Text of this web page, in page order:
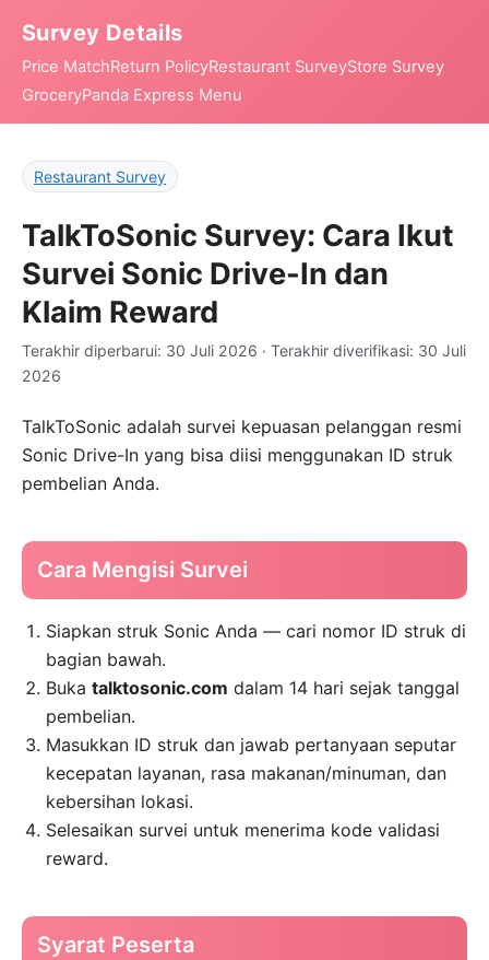
Survey Details
Price MatchReturn PolicyRestaurant SurveyStore Survey
GroceryPanda Express Menu
Restaurant Survey
TalkToSonic Survey: Cara Ikut
Survei Sonic Drive-In dan
Klaim Reward
Terakhir diperbarui: 30 Juli 2026 · Terakhir diverifikasi: 30 Juli
2026
TalkToSonic adalah survei kepuasan pelanggan resmi
Sonic Drive-In yang bisa diisi menggunakan ID struk
pembelian Anda.
Cara Mengisi Survei
Siapkan struk Sonic Anda — cari nomor ID struk di
bagian bawah.
Bukatalktosonic.com dalam 14 hari sejak tanggal
pembelian.
Masukkan ID struk dan jawab pertanyaan seputar
kecepatan layanan, rasa makanan/minuman, dan
kebersihan lokasi.
Selesaikan survei untuk menerima kode validasi
reward.
Syarat Peserta